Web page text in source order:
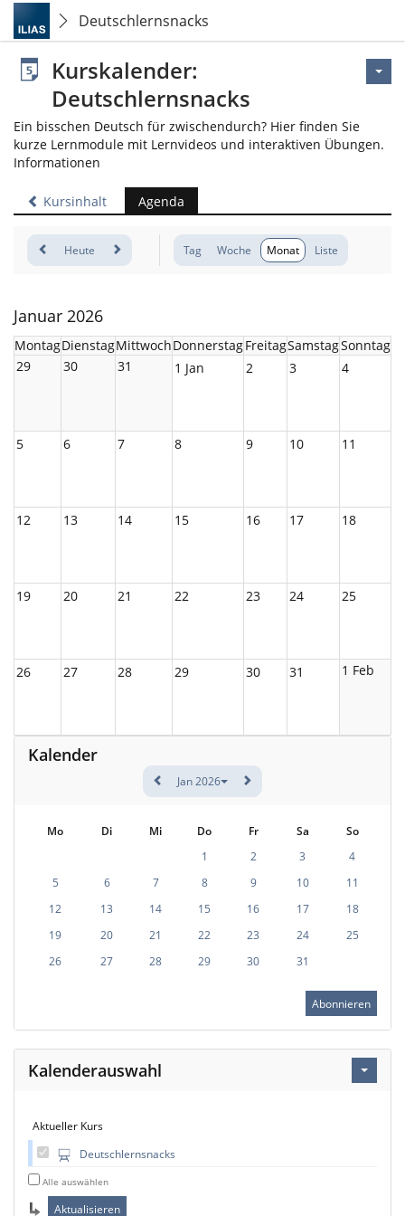
Deutschlernsnacks
Kurskalender:
Deutschlernsnacks
Ein bisschen Deutsch für zwischendurch? Hier finden Sie
kurze Lernmodule mit Lernvideos und interaktiven Übungen.
Informationen
Kursinhalt Agenda
Heute Tag Woche Monat Liste
Januar 2026
MontagDienstagMittwochDonnerstagFreitagSamstagSonntag
29
30 31 1 Jan 2 3 4
5 6 7 8 9 10 11
12 13 14 15 16 17 18
19 20 21 22 23 24 25
26 27 28 29 30 31 1 Feb
Kalender
Jan 2026
Mo Di Mi Do Fr Sa
So
1
2 3
4
5
6 7 8 9 10
11
12
13 14 15 16 17
18
19
20 21 22 23 24
25
26
27 28 29 30 31
Abonnieren
Kalenderauswahl
Aktueller Kurs
Deutschlernsnacks
Alle auswählen